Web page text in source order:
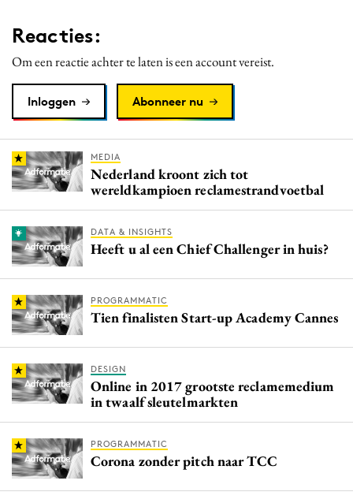
Reacties:
Om een reactie achter te laten is een account vereist.
Inloggen Abonneer nu
MEDIA
Nederland kroont zich tot
wereldkampioen reclamestrandvoetbal
DATA & INSIGHTS
Heeft u al een Chief Challenger in huis?
PROGRAMMATIC
Tien finalisten Start-up Academy Cannes
DESIGN
Online in 2017 grootste reclamemedium
in twaalf sleutelmarkten
PROGRAMMATIC
Corona zonder pitch naar TCC